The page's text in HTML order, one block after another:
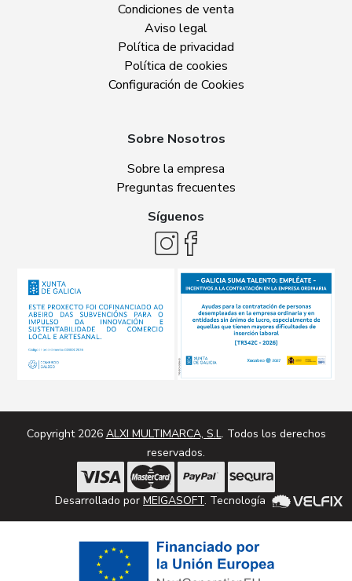
Condiciones de venta
Aviso legal
Política de privacidad
Política de cookies
Configuración de Cookies
Sobre Nosotros
Sobre la empresa
Preguntas frecuentes
Síguenos
Copyright 2026 ALXI MULTIMARCA, S.L. Todos los derechos
reservados.
Desarrollado por MEIGASOFT. Tecnología